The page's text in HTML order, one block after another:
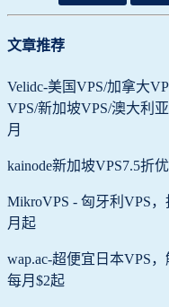
文章推荐
Velidc-美国VPS/加拿大
VPS/新加坡VPS/澳大利
月
kainode新加坡VPS7.5折
MikroVPS - 匈牙利VPS
月起
wap.ac-超便宜日本VPS
每月$2起